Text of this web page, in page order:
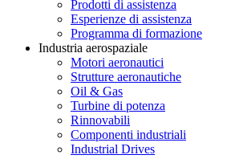
Prodotti di assistenza
Esperienze di assistenza
Programma di formazione
Industria aerospaziale
Motori aeronautici
Strutture aeronautiche
Oil & Gas
Turbine di potenza
Rinnovabili
Componenti industriali
Industrial Drives